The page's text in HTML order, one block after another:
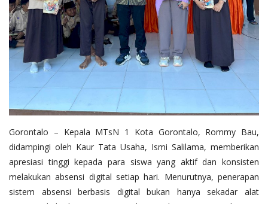
Gorontalo – Kepala MTsN 1 Kota Gorontalo, Rommy Bau,
didampingi oleh Kaur Tata Usaha, Ismi Salilama, memberikan
apresiasi tinggi kepada para siswa yang aktif dan konsisten
melakukan absensi digital setiap hari. Menurutnya, penerapan
sistem absensi berbasis digital bukan hanya sekadar alat